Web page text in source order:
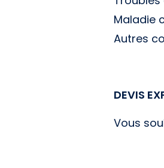
Maladie
Autres
DEVIS
Vous